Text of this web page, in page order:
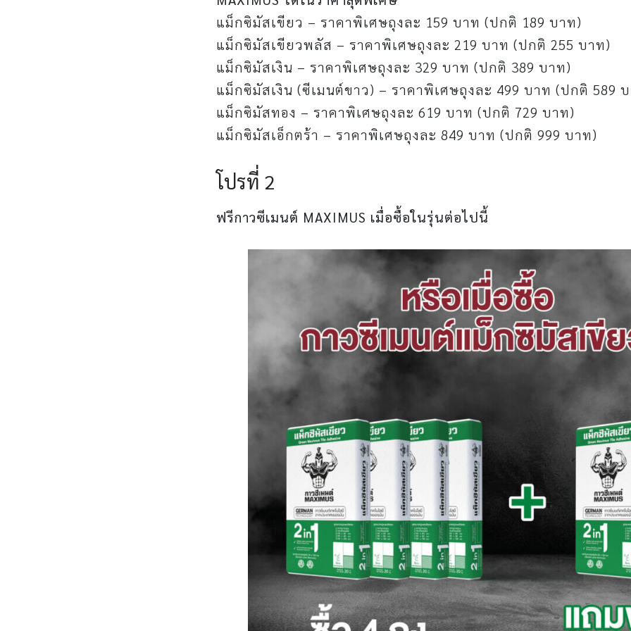
แม็กซิมัสเขียว – ราคาพิเศษถุงละ 159 บาท (ปกติ 189 บาท)
แม็กซิมัสเขียวพลัส – ราคาพิเศษถุงละ 219 บาท (ปกติ 255 บาท)
แม็กซิมัสเงิน – ราคาพิเศษถุงละ 329 บาท (ปกติ 389 บาท)
แม็กซิมัสเงิน (ซีเมนต์ขาว) – ราคาพิเศษถุงละ 499 บาท (ปกติ 589
แม็กซิมัสทอง – ราคาพิเศษถุงละ 619 บาท (ปกติ 729 บาท)
แม็กซิมัสเอ็กตร้า – ราคาพิเศษถุงละ 849 บาท (ปกติ 999 บาท)
โปรที่ 2
ฟรีกาวซีเมนต์ MAXIMUS เมื่อซื้อในรุ่นต่อไปนี้